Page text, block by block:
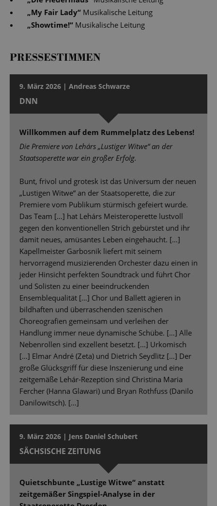
„My Fair Lady“ Musikalische Leitung
„Showtime!“ Musikalische Leitung
PRESSESTIMMEN
9. März 2026 | Andreas Schwarze
DNN
Willkommen auf dem Rummelplatz des Lebens!
Die Premiere von Lehárs „Lustiger Witwe“ an der
Staatsoperette war ein großer Erfolg.
Bunt, frivol und grotesk ist das Universum der neuen
„Lustigen Witwe“ an der Staatsoperette, die zur
Premiere vom Publikum stürmisch gefeiert wurde.
Das Team […] hat Lehárs Meisteroperette lustvoll
gegen den konventionellen Strich gebürstet und ihr
damit neues, amüsantes Leben eingehaucht. […]
Kapellmeister Garbosnik liefert mit seinem
hervorragend musizierenden Orchester dazu einen in
jeder Hinsicht perfekten Soundtrack und führt Chor
und Solisten zu einer beeindruckenden
Ensemblequalität […] Chor und Ballett agieren in
bildhaften und überraschenden szenischen
Choreografien gemeinsam und verleihen der
Handlung immer neue dynamische Schübe. […] Alle
Nebenrollen sind exzellent besetzt. […] Urkomisch
[…] Elmar André (Zeta) und Dietrich Seydlitz […] Der
große Glücksgriff für diese Inszenierung und eine
zeitgemäße Lehár-Rezeption sind Christina Maria
Fercher (Hanna Glawari) und Bryan Rothfuss (Danilo
Danilowitsch). […]
9. März 2026 | Jens Daniel Schubert
SÄCHSISCHE ZEITUNG
Quietschbunte „Lustige Witwe“ anstatt
zeitgemäßer Singspiel-Analyse in der